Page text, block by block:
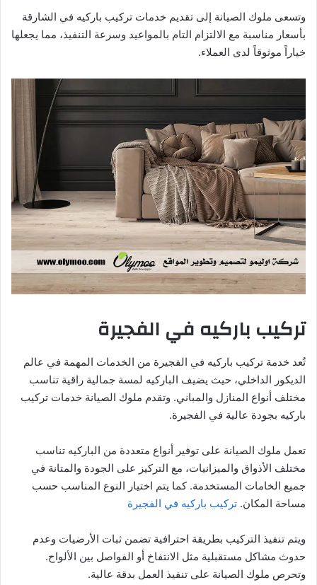
وتسعى ملوك الصيانة إلى تقديم خدمات تركيب باركيه في الشارقة
بأسعار مناسبة مع الالتزام التام بالمواعيد وسرعة التنفيذ، مما يجعلها
خياراً موثوقاً لدى العملاء.
تركيب باركيه في الفجيرة
تُعد خدمة تركيب باركيه في الفجيرة من الخدمات المهمة في عالم
الديكور الداخلي، حيث يضيف الباركيه لمسة جمالية راقية تناسب
مختلف أنواع المنازل والمباني. وتقدم ملوك الصيانة خدمات تركيب
باركيه بجودة عالية في الفجيرة.
تعمل ملوك الصيانة على توفير أنواع متعددة من الباركيه تناسب
مختلف الأذواق والميزانيات، مع التركيز على الجودة والمتانة في
جميع الخامات المستخدمة. كما يتم اختيار النوع المناسب حسب
مساحة المكان. تركيب باركيه في الفجيرة
ويتم تنفيذ التركيب بطريقة احترافية تضمن ثبات الأرضيات وعدم
حدوث مشاكل مستقبلية مثل الانتفاخ أو الفواصل بين الألواح.
وتحرص ملوك الصيانة على تنفيذ العمل بدقة عالية.